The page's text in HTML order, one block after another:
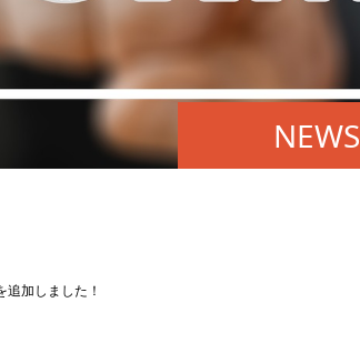
NEWS
追加しました！